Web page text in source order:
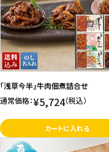
「浅草今半」牛肉佃煮詰合せ
通常価格：¥5,724（税込）
カートに入れる